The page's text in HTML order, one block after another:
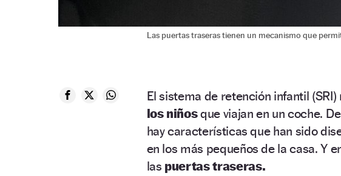
Las puertas traseras tienen un mecanismo que
El sistema de retención infantil
los niñosque viajan en un coche.
hay características que han sido
en los más pequeños de la casa. Y
las puertas traseras.